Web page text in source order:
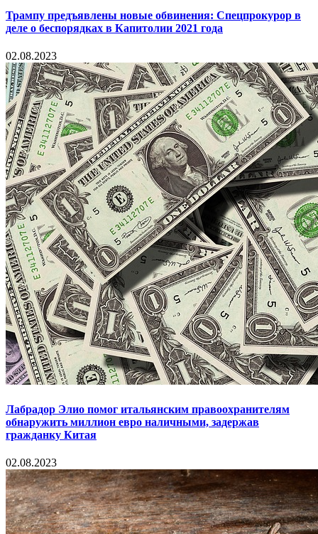
Трампу предъявлены новые обвинения: Спецпрокурор в
деле о беспорядках в Капитолии 2021 года
02.08.2023
Лабрадор Элио помог итальянским правоохранителям
обнаружить миллион евро наличными, задержав
гражданку Китая
02.08.2023